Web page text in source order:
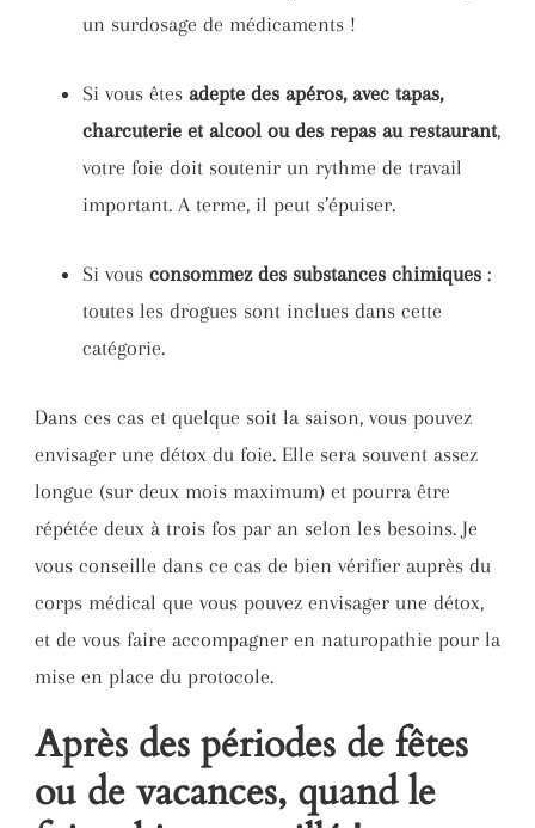
un surdosage de médicaments !
Si vous êtes adepte des apéros, avec tapas,
charcuterie et alcool ou des repas au restaurant,
votre foie doit soutenir un rythme de travail
important. A terme, il peut s’épuiser.
Si vous consommez des substances chimiques :
toutes les drogues sont inclues dans cette
catégorie.
Dans ces cas et quelque soit la saison, vous pouvez
envisager une détox du foie. Elle sera souvent assez
longue (sur deux mois maximum) et pourra être
répétée deux à trois fos par an selon les besoins. Je
vous conseille dans ce cas de bien vérifier auprès du
corps médical que vous pouvez envisager une détox,
et de vous faire accompagner en naturopathie pour la
mise en place du protocole.
Après des périodes de fêtes
ou de vacances, quand le